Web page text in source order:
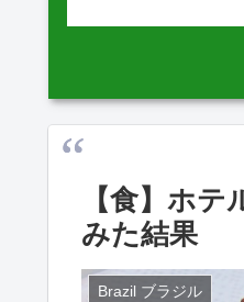
【食】ホ
みた結果
Brazil ブラジル